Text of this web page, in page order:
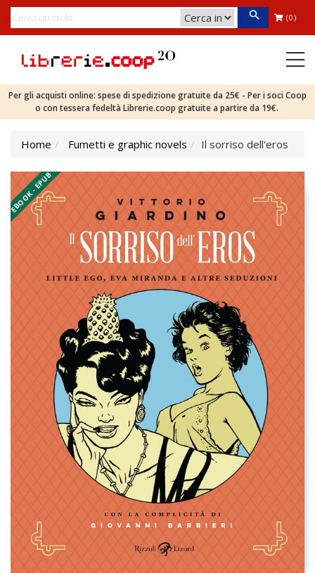
(0)
Per gli acquisti online: spese di spedizione gratuite da 25€ - Per i soci Coop
o con tessera fedeltà Librerie.coop gratuite a partire da 19€.
Home Fumetti e graphic novels Il sorriso dell'eros
EBOOK - EPUB